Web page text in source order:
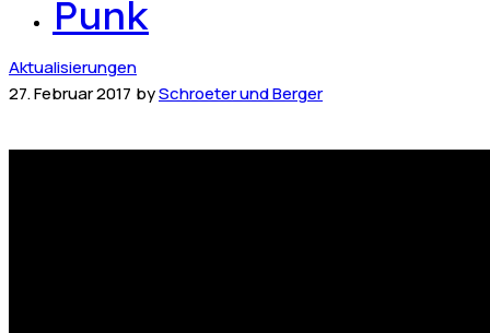
Punk
Aktualisierungen
27. Februar 2017 bySchroeter und Berger